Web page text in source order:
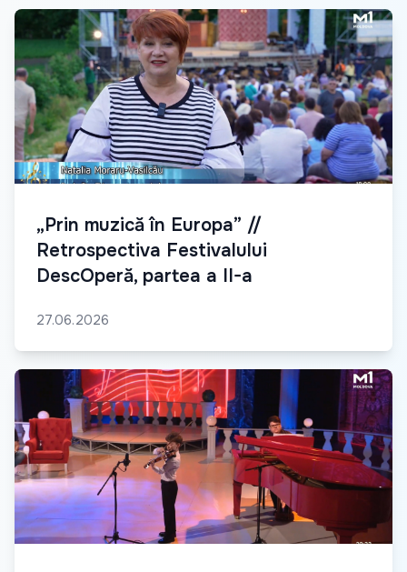
„Prin muzică în Europa” //
Retrospectiva Festivalului
DescOperă, partea a II-a
27.06.2026